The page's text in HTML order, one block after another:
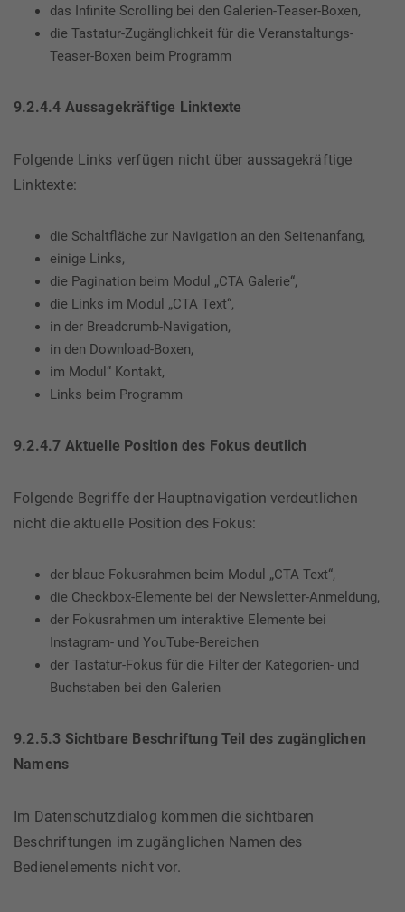
das Infinite Scrolling bei den Galerien-Teaser-Boxen,
die Tastatur-Zugänglichkeit für die Veranstaltungs-
Teaser-Boxen beim Programm
9.2.4.4 Aussagekräftige Linktexte
Folgende Links verfügen nicht über aussagekräftige
Linktexte:
die Schaltfläche zur Navigation an den Seitenanfang,
einige Links,
die Pagination beim Modul „CTA Galerie“,
die Links im Modul „CTA Text“,
in der Breadcrumb-Navigation,
in den Download-Boxen,
im Modul“ Kontakt,
Links beim Programm
9.2.4.7 Aktuelle Position des Fokus deutlich
Folgende Begriffe der Hauptnavigation verdeutlichen
nicht die aktuelle Position des Fokus:
der blaue Fokusrahmen beim Modul „CTA Text“,
die Checkbox-Elemente bei der Newsletter-Anmeldung,
der Fokusrahmen um interaktive Elemente bei
Instagram- und YouTube-Bereichen
der Tastatur-Fokus für die Filter der Kategorien- und
Buchstaben bei den Galerien
9.2.5.3 Sichtbare Beschriftung Teil des zugänglichen
Namens
Im Datenschutzdialog kommen die sichtbaren
Beschriftungen im zugänglichen Namen des
Bedienelements nicht vor.